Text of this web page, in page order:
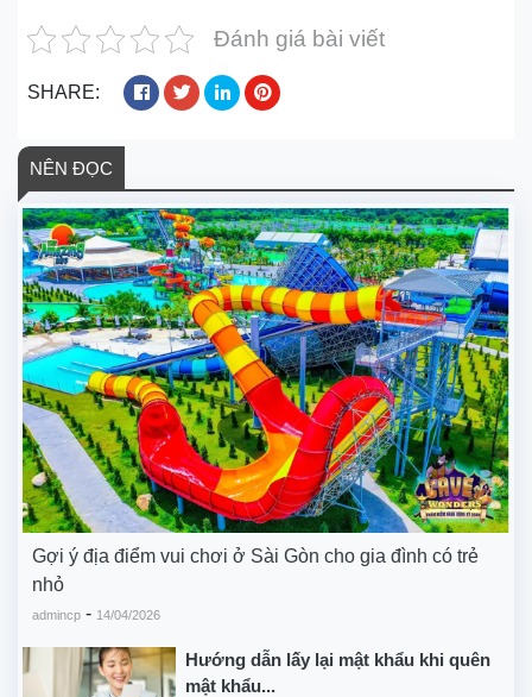
Đánh giá bài viết
SHARE:
NÊN ĐỌC
Gợi ý địa điểm vui chơi ở Sài Gòn cho gia đình có trẻ
nhỏ
admincp - 14/04/2026
Hướng dẫn lấy lại mật khẩu khi quên
mật khẩu...